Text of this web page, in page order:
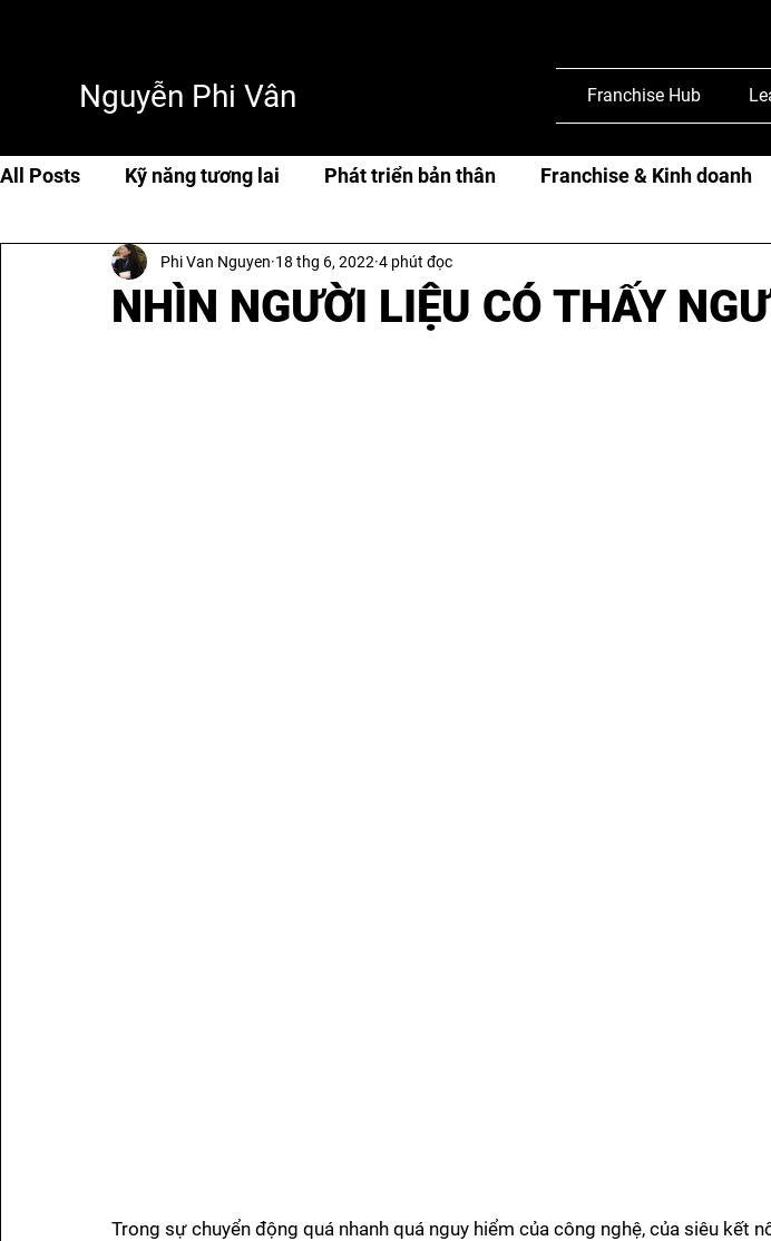
Nguyễn Phi Vân Franchise Hub
All Posts Kỹ năng tương lai Phát triển bản thân Franchise & Kinh doanh
Cuộc sống & hạnh phúc Travel Thơ & tản văn
NHÌN NGƯỜI LIỆU CÓ THẤY
Phi Van Nguyen 18 thg 6, 2022 4 phút đọc
Trong sự chuyển động quá nhanh quá nguy hiểm của công nghệ, của siêu kết